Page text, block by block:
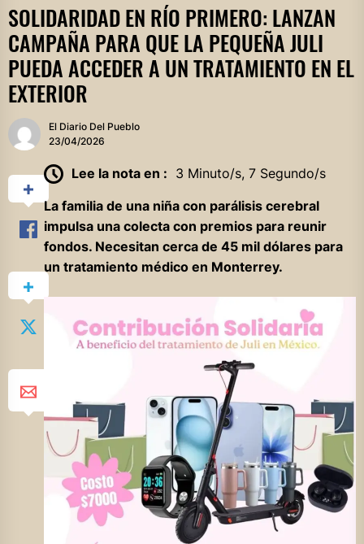
SOLIDARIDAD EN RÍO PRIMERO: LANZAN
CAMPAÑA PARA QUE LA PEQUEÑA JULI
PUEDA ACCEDER A UN TRATAMIENTO EN EL
EXTERIOR
El Diario Del Pueblo
23/04/2026
Lee la nota en : 3 Minuto/s, 7 Segundo/s
La familia de una niña con parálisis cerebral
impulsa una colecta con premios para reunir
fondos. Necesitan cerca de 45 mil dólares para
un tratamiento médico en Monterrey.